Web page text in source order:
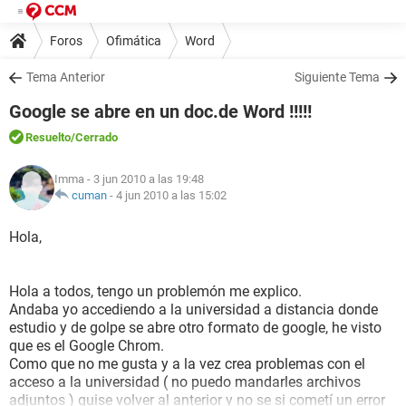
Foros Ofimática Word
Tema Anterior Siguiente Tema
Google se abre en un doc.de Word !!!!!
Resuelto/Cerrado
Imma - 3 jun 2010 a las 19:48
cuman - 4 jun 2010 a las 15:02
Hola,
Hola a todos, tengo un problemón me explico.
Andaba yo accediendo a la universidad a distancia donde
estudio y de golpe se abre otro formato de google, he visto
que es el Google Chrom.
Como que no me gusta y a la vez crea problemas con el
acceso a la universidad ( no puedo mandarles archivos
adjuntos ) quise volver al anterior y no se si cometí un error